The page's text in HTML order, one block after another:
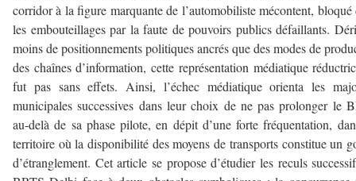
corridor à la figure marquante de l’automobiliste mécontent, bloqué
les embouteillages par la faute de pouvoirs publics défaillants.
moins de positionnements politiques ancrés que des modes de
des chaînes d’information, cette représentation médiatique
fut pas sans effets. Ainsi, l’échec médiatique orienta les
municipales successives dans leur choix de ne pas prolonger le
au-delà de sa phase pilote, en dépit d’une forte fréquentation,
territoire où la disponibilité des moyens de transports constitue un
d’étranglement. Cet article se propose d’étudier les reculs